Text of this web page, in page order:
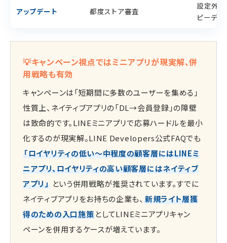
アップデート 都度ストア審査
設定外
ピーディ
💡キャンペーン視点ではミニアプリが現実解、併
用戦略も有効
キャンペーンは「短期間に多数のユーザーを集める」
性質上、ネイティブアプリの「DL→会員登録」の障壁
は致命的です。LINEミニアプリで応募ハードルを最小
化するのが現実解。LINE Developers公式FAQでも
「ロイヤリティの低い〜中程度の顧客層にはLINEミ
ニアプリ、ロイヤリティの高い顧客層にはネイティブ
アプリ」 という併用戦略が推奨されています。すでに
ネイティブアプリをお持ちの企業も、 新規ライト層獲
得のための入口施策 としてLINEミニアプリキャン
ペーンを併用するケースが増えています。